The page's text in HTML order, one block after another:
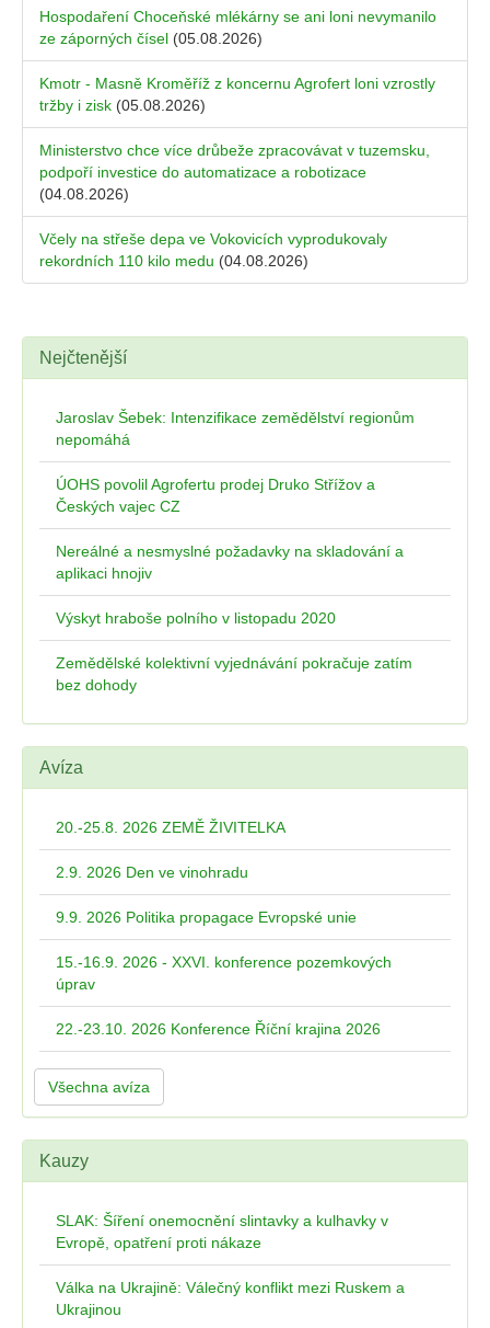
Hospodaření Choceňské mlékárny se ani loni nevymanilo
ze záporných čísel (05.08.2026)
Kmotr - Masně Kroměříž z koncernu Agrofert loni vzrostly
tržby i zisk (05.08.2026)
Ministerstvo chce více drůbeže zpracovávat v tuzemsku,
podpoří investice do automatizace a robotizace
(04.08.2026)
Včely na střeše depa ve Vokovicích vyprodukovaly
rekordních 110 kilo medu (04.08.2026)
Nejčtenější
Jaroslav Šebek: Intenzifikace zemědělství regionům
nepomáhá
ÚOHS povolil Agrofertu prodej Druko Střížov a
Českých vajec CZ
Nereálné a nesmyslné požadavky na skladování a
aplikaci hnojiv
Výskyt hraboše polního v listopadu 2020
Zemědělské kolektivní vyjednávání pokračuje zatím
bez dohody
Avíza
20.-25.8. 2026 ZEMĚ ŽIVITELKA
2.9. 2026 Den ve vinohradu
9.9. 2026 Politika propagace Evropské unie
15.-16.9. 2026 - XXVI. konference pozemkových
úprav
22.-23.10. 2026 Konference Říční krajina 2026
Všechna avíza
Kauzy
SLAK: Šíření onemocnění slintavky a kulhavky v
Evropě, opatření proti nákaze
Válka na Ukrajině: Válečný konflikt mezi Ruskem a
Ukrajinou